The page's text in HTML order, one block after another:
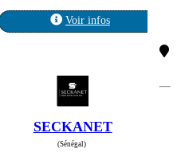
Voir infos
SECKANET
(Sénégal)